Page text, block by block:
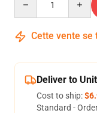
Cette vente se
Deliver to
Cost to ship:
Standard -